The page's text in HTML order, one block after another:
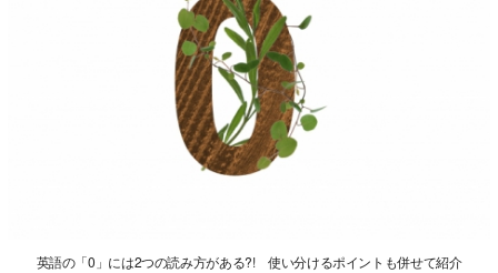
英語の「0」には2つの読み方がある?! 使い分けるポイントも併せて紹介